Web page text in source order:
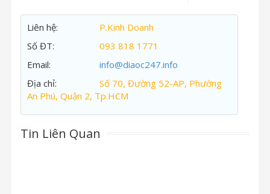
Liên hệ:
P.Kinh Doanh
Số ĐT:
093 818 1771
Email:
info@diaoc247.info
Địa chỉ:
Số 70, Đường 52-AP, Phường
An Phú, Quận 2, Tp.HCM
Tin Liên Quan